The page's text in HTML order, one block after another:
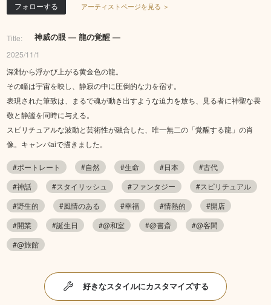
フォローする アーティストページを見る ＞
Title: 神威の眼 ― 龍の覚醒 ―
2025/11/1
深淵から浮かび上がる黄金色の龍。
その瞳は宇宙を映し、静寂の中に圧倒的な力を宿す。
表現された筆致は、まるで魂が動き出すような迫力を放ち、見る者に神聖な畏
敬と静謐を同時に与える。
スピリチュアルな波動と芸術性が融合した、唯一無二の「覚醒する龍」の肖
像。キャンバaiで描きました。
#ポートレート #自然 #生命 #日本
#古代
#神話
#スタイリッシュ #ファンタジー
#スピリチュアル
#野生的
#風情のある #幸福 #情熱的
#開店
#開業
#誕生日 #@和室 #@書斎
#@客間
#@旅館
好きなスタイルにカスタマイズする